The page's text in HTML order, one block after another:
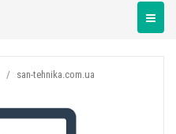
san-tehnika.com.ua